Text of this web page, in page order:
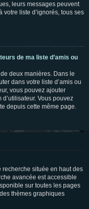
leurs messages peuvent
votre liste d’ignorés, tous ses
de ma liste d’amis ou
deux manières. Dans le
dans votre liste d’amis ou
vous pouvez ajouter
Vous pouvez
depuis cette même page.
située en haut des
avancée est accessible
sur toutes les pages
thèmes graphiques